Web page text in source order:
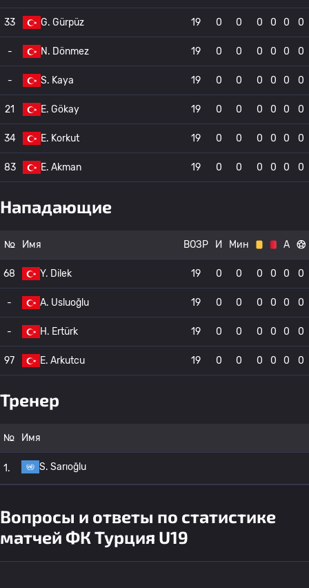
33 G. Gürpüz 19 0 0 0 0 0 0
- N. Dönmez 19 0 0 0 0 0 0
- S. Kaya 19 0 0 0 0 0 0
21 E. Gökay 19 0 0 0 0 0 0
34 E. Korkut 19 0 0 0 0 0 0
83 E. Akman 19 0 0 0 0 0 0
Нападающие
№ Имя ВОЗР И Мин А
68 Y. Dilek 19 0 0 0 0 0 0
- A. Usluoğlu 19 0 0 0 0 0 0
- H. Ertürk 19 0 0 0 0 0 0
97 E. Arkutcu 19 0 0 0 0 0 0
Тренер
№ Имя
1. S. Sarıoğlu
Вопросы и ответы по статистике
матчей ФК Турция U19